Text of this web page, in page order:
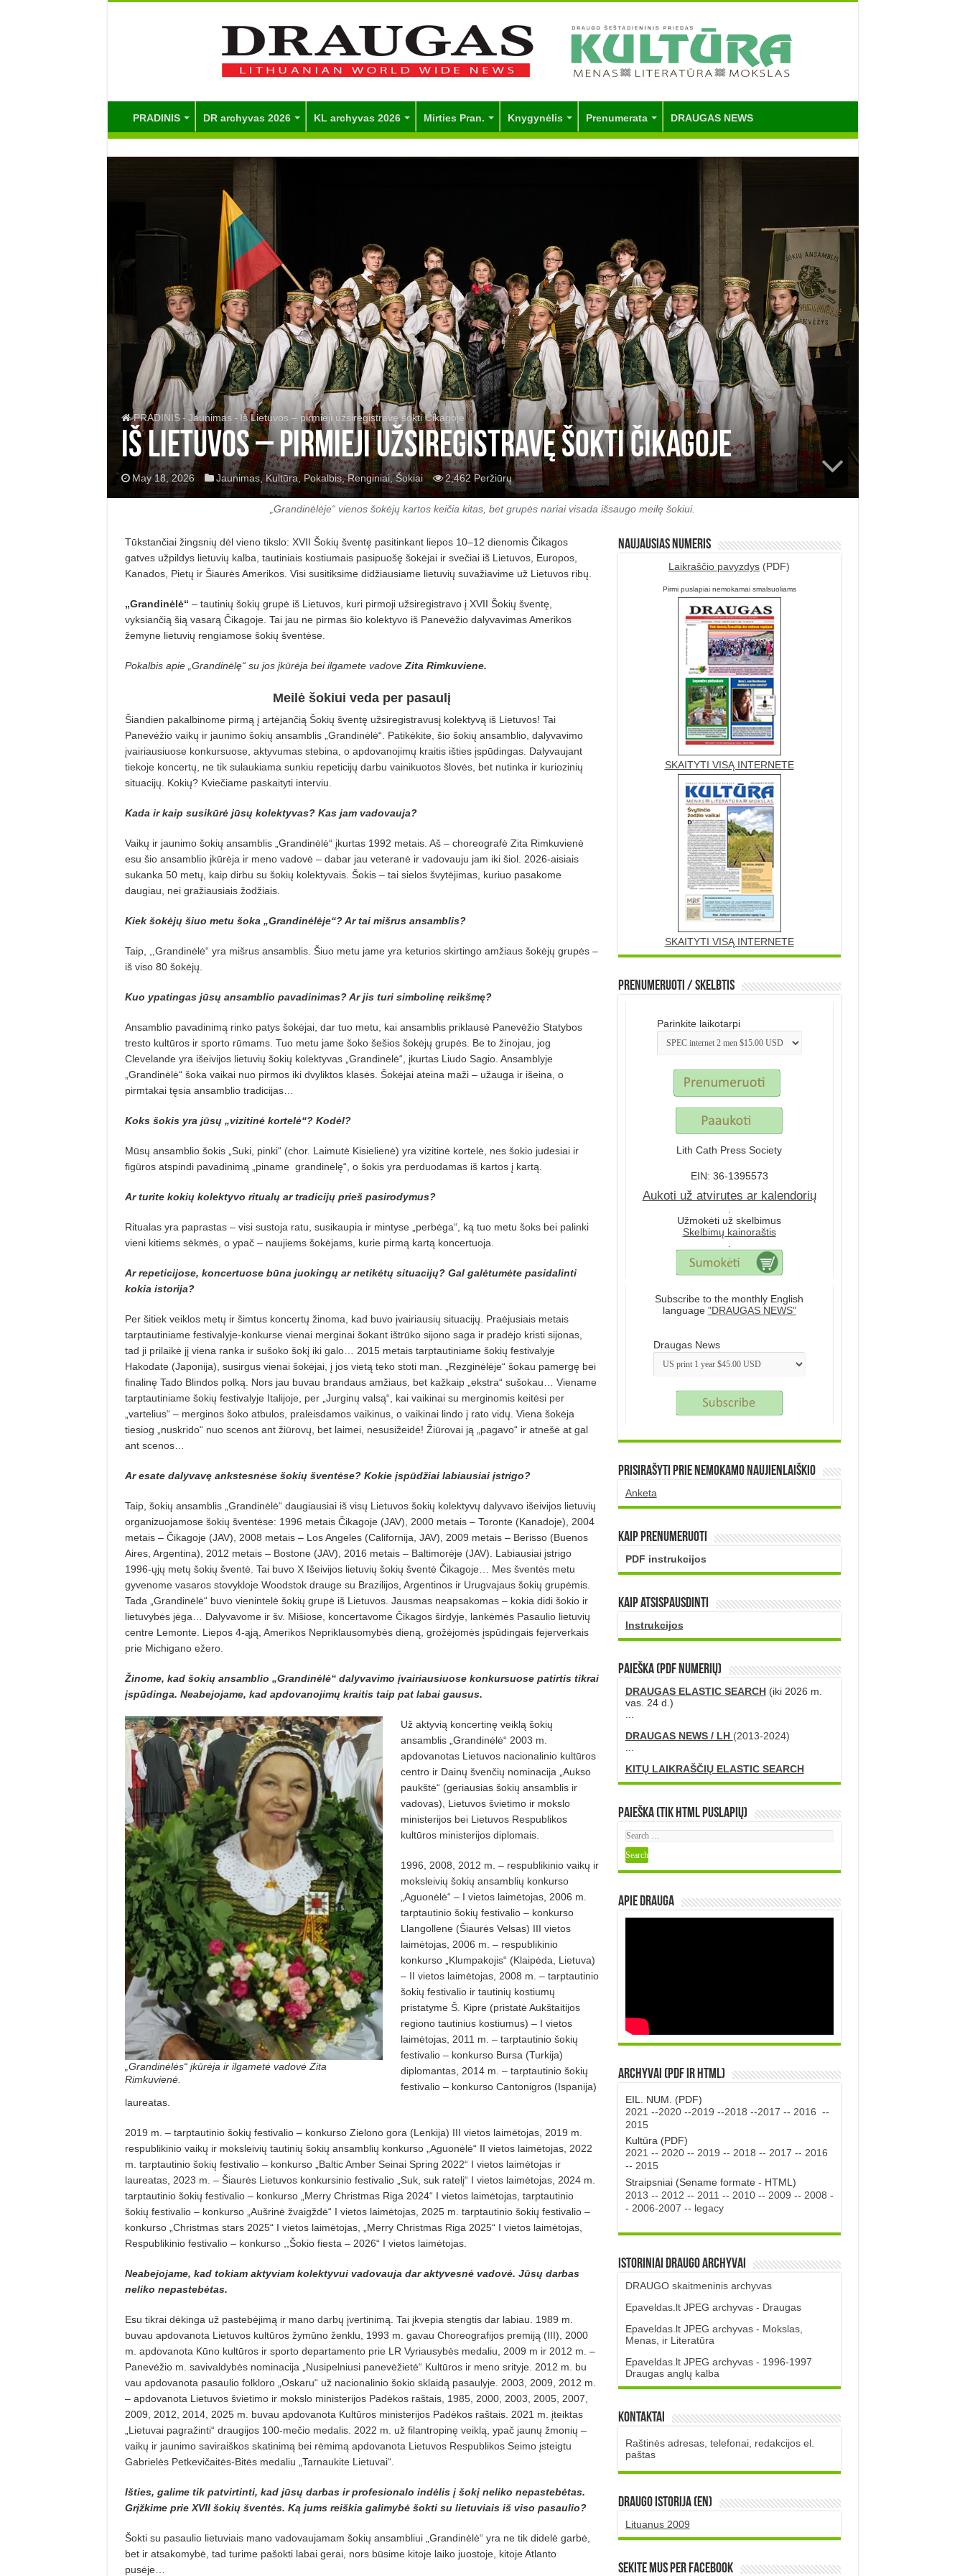
PRADINIS DR archyvas 2026 KL archyvas 2026 Mirties Pran. Knygynėlis Prenumerata DRAUGAS NEWS
PRADINIS - Jaunimas - Iš Lietuvos – pirmieji užsiregistravę šokti Čikagoje
Iš Lietuvos – pirmieji užsiregistravę šokti Čikagoje
May 18, 2026 Jaunimas,Kultūra, Pokalbis,Renginiai,Šokiai 2,462 Peržiūrų
„Grandinėlėje“ vienos šokėjų kartos keičia kitas, bet grupės nariai visada išsaugo meilę šokiui.
Tūkstančiai žingsnių dėl vieno tikslo: XVII Šokių šventę pasitinkant liepos 10–12 dienomis Čikagos
gatves užpildys lietuvių kalba, tautiniais kostiumais pasipuošę šokėjai ir svečiai iš Lietuvos, Europos,
Kanados, Pietų ir Šiaurės Amerikos. Visi susitiksime didžiausiame lietuvių suvažiavime už Lietuvos ribų.
„Grandinėlė“ – tautinių šokių grupė iš Lietuvos, kuri pirmoji užsiregistravo į XVII Šokių šventę,
vyksiančią šią vasarą Čikagoje. Tai jau ne pirmas šio kolektyvo iš Panevėžio dalyvavimas Amerikos
žemyne lietuvių rengiamose šokių šventėse.
Pokalbis apie „Grandinėlę“ su jos įkūrėja bei ilgamete vadove Zita Rimkuviene.
Meilė šokiui veda per pasaulį
Šiandien pakalbinome pirmą į artėjančią Šokių šventę užsiregistravusį kolektyvą iš Lietuvos! Tai
Panevėžio vaikų ir jaunimo šokių ansamblis „Grandinėlė“. Patikėkite, šio šokių ansamblio, dalyvavimo
įvairiausiuose konkursuose, aktyvumas stebina, o apdovanojimų kraitis išties įspūdingas. Dalyvaujant
tiekoje koncertų, ne tik sulaukiama sunkiu repeticijų darbu vainikuotos šlovės, bet nutinka ir kuriozinių
situacijų. Kokių? Kviečiame paskaityti interviu.
Kada ir kaip susikūrė jūsų kolektyvas? Kas jam vadovauja?
Vaikų ir jaunimo šokių ansamblis „Grandinėlė“ įkurtas 1992 metais. Aš – choreografė Zita Rimkuvienė
esu šio ansamblio įkūrėja ir meno vadovė – dabar jau veteranė ir vadovauju jam iki šiol. 2026-aisiais
sukanka 50 metų, kaip dirbu su šokių kolektyvais. Šokis – tai sielos švytėjimas, kuriuo pasakome
daugiau, nei gražiausiais žodžiais.
Kiek šokėjų šiuo metu šoka „Grandinėlėje“? Ar tai mišrus ansamblis?
Taip, ,,Grandinėlė“ yra mišrus ansamblis. Šiuo metu jame yra keturios skirtingo amžiaus šokėjų grupės –
iš viso 80 šokėjų.
Kuo ypatingas jūsų ansamblio pavadinimas? Ar jis turi simbolinę reikšmę?
Ansamblio pavadinimą rinko patys šokėjai, dar tuo metu, kai ansamblis priklausė Panevėžio Statybos
tresto kultūros ir sporto rūmams. Tuo metu jame šoko šešios šokėjų grupės. Be to žinojau, jog
Clevelande yra išeivijos lietuvių šokių kolektyvas „Grandinėlė“, įkurtas Liudo Sagio. Ansamblyje
„Grandinėlė“ šoka vaikai nuo pirmos iki dvyliktos klasės. Šokėjai ateina maži – užauga ir išeina, o
pirmtakai tęsia ansamblio tradicijas…
Koks šokis yra jūsų „vizitinė kortelė“? Kodėl?
Mūsų ansamblio šokis „Suki, pinki“ (chor. Laimutė Kisielienė) yra vizitinė kortelė, nes šokio judesiai ir
figūros atspindi pavadinimą „piname grandinėlę“, o šokis yra perduodamas iš kartos į kartą.
Ar turite kokių kolektyvo ritualų ar tradicijų prieš pasirodymus?
Ritualas yra paprastas – visi sustoja ratu, susikaupia ir mintyse „perbėga“, ką tuo metu šoks bei palinki
vieni kitiems sėkmės, o ypač – naujiems šokėjams, kurie pirmą kartą koncertuoja.
Ar repeticijose, koncertuose būna juokingų ar netikėtų situacijų? Gal galėtumėte pasidalinti
kokia istorija?
Per šitiek veiklos metų ir šimtus koncertų žinoma, kad buvo įvairiausių situacijų. Praėjusiais metais
tarptautiniame festivalyje-konkurse vienai merginai šokant ištrūko sijono saga ir pradėjo kristi sijonas,
tad ji prilaikė jį viena ranka ir sušoko šokį iki galo… 2015 metais tarptautiniame šokių festivalyje
Hakodate (Japonija), susirgus vienai šokėjai, į jos vietą teko stoti man. „Rezginėlėje“ šokau pamergę bei
finalinę Tado Blindos polką. Nors jau buvau brandaus amžiaus, bet kažkaip „ekstra“ sušokau… Viename
tarptautiniame šokių festivalyje Italijoje, per „Jurginų valsą“, kai vaikinai su merginomis keitėsi per
„vartelius“ – merginos šoko atbulos, praleisdamos vaikinus, o vaikinai lindo į rato vidų. Viena šokėja
tiesiog „nuskrido“ nuo scenos ant žiūrovų, bet laimei, nesusižeidė! Žiūrovai ją „pagavo“ ir atnešė at gal
ant scenos…
Ar esate dalyvavę ankstesnėse šokių šventėse? Kokie įspūdžiai labiausiai įstrigo?
Taip, šokių ansamblis „Grandinėlė“ daugiausiai iš visų Lietuvos šokių kolektyvų dalyvavo išeivijos lietuvių
organizuojamose šokių šventėse: 1996 metais Čikagoje (JAV), 2000 metais – Toronte (Kanadoje), 2004
metais – Čikagoje (JAV), 2008 metais – Los Angeles (Californija, JAV), 2009 metais – Berisso (Buenos
Aires, Argentina), 2012 metais – Bostone (JAV), 2016 metais – Baltimorėje (JAV). Labiausiai įstrigo
1996-ųjų metų šokių šventė. Tai buvo X Išeivijos lietuvių šokių šventė Čikagoje… Mes šventės metu
gyvenome vasaros stovykloje Woodstok drauge su Brazilijos, Argentinos ir Urugvajaus šokių grupėmis.
Tada „Grandinėlė“ buvo vienintelė šokių grupė iš Lietuvos. Jausmas neapsakomas – kokia didi šokio ir
lietuvybės jėga… Dalyvavome ir šv. Mišiose, koncertavome Čikagos širdyje, lankėmės Pasaulio lietuvių
centre Lemonte. Liepos 4-ąją, Amerikos Nepriklausomybės dieną, grožėjomės įspūdingais fejerverkais
prie Michigano ežero.
Žinome, kad šokių ansamblio „Grandinėlė“ dalyvavimo įvairiausiuose konkursuose patirtis tikrai
įspūdinga. Neabejojame, kad apdovanojimų kraitis taip pat labai gausus.
„Grandinėlės“ įkūrėja ir ilgametė vadovė Zita
Rimkuvienė.
Už aktyvią koncertinę veiklą šokių
ansamblis „Grandinėlė“ 2003 m.
apdovanotas Lietuvos nacionalinio kultūros
centro ir Dainų švenčių nominacija „Aukso
paukštė“ (geriausias šokių ansamblis ir
vadovas), Lietuvos švietimo ir mokslo
ministerijos bei Lietuvos Respublikos
kultūros ministerijos diplomais.
1996, 2008, 2012 m. – respublikinio vaikų ir
moksleivių šokių ansamblių konkurso
„Aguonėlė“ – I vietos laimėtojas, 2006 m.
tarptautinio šokių festivalio – konkurso
Llangollene (Šiaurės Velsas) III vietos
laimėtojas, 2006 m. – respublikinio
konkurso „Klumpakojis“ (Klaipėda, Lietuva)
– II vietos laimėtojas, 2008 m. – tarptautinio
šokių festivalio ir tautinių kostiumų
pristatyme Š. Kipre (pristatė Aukštaitijos
regiono tautinius kostiumus) – I vietos
laimėtojas, 2011 m. – tarptautinio šokių
festivalio – konkurso Bursa (Turkija)
diplomantas, 2014 m. – tarptautinio šokių
festivalio – konkurso Cantonigros (Ispanija)
laureatas.
2019 m. – tarptautinio šokių festivalio – konkurso Zielono gora (Lenkija) III vietos laimėtojas, 2019 m.
respublikinio vaikų ir moksleivių tautinių šokių ansamblių konkurso „Aguonėlė“ II vietos laimėtojas, 2022
m. tarptautinio šokių festivalio – konkurso „Baltic Amber Seinai Spring 2022“ I vietos laimėtojas ir
laureatas, 2023 m. – Šiaurės Lietuvos konkursinio festivalio „Suk, suk ratelį“ I vietos laimėtojas, 2024 m.
tarptautinio šokių festivalio – konkurso „Merry Christmas Riga 2024“ I vietos laimėtojas, tarptautinio
šokių festivalio – konkurso „Aušrinė žvaigždė“ I vietos laimėtojas, 2025 m. tarptautinio šokių festivalio –
konkurso „Christmas stars 2025“ I vietos laimėtojas, „Merry Christmas Riga 2025“ I vietos laimėtojas,
Respublikinio festivalio – konkurso ,,Šokio fiesta – 2026“ I vietos laimėtojas.
Neabejojame, kad tokiam aktyviam kolektyvui vadovauja dar aktyvesnė vadovė. Jūsų darbas
neliko nepastebėtas.
Esu tikrai dėkinga už pastebėjimą ir mano darbų įvertinimą. Tai įkvepia stengtis dar labiau. 1989 m.
buvau apdovanota Lietuvos kultūros žymūno ženklu, 1993 m. gavau Choreografijos premiją (III), 2000
m. apdovanota Kūno kultūros ir sporto departamento prie LR Vyriausybės medaliu, 2009 m ir 2012 m. –
Panevėžio m. savivaldybės nominacija „Nusipelniusi panevėžietė“ Kultūros ir meno srityje. 2012 m. bu
vau apdovanota pasaulio folkloro „Oskaru“ už nacionalinio šokio sklaidą pasaulyje. 2003, 2009, 2012 m.
– apdovanota Lietuvos švietimo ir mokslo ministerijos Padėkos raštais, 1985, 2000, 2003, 2005, 2007,
2009, 2012, 2014, 2025 m. buvau apdovanota Kultūros ministerijos Padėkos raštais. 2021 m. įteiktas
„Lietuvai pagražinti“ draugijos 100-mečio medalis. 2022 m. už filantropinę veiklą, ypač jaunų žmonių –
vaikų ir jaunimo saviraiškos skatinimą bei rėmimą apdovanota Lietuvos Respublikos Seimo įsteigtu
Gabrielės Petkevičaitės-Bitės medaliu „Tarnaukite Lietuvai“.
Išties, galime tik patvirtinti, kad jūsų darbas ir profesionalo indėlis į šokį neliko nepastebėtas.
Grįžkime prie XVII šokių šventės. Ką jums reiškia galimybė šokti su lietuviais iš viso pasaulio?
Šokti su pasaulio lietuviais mano vadovaujamam šokių ansambliui „Grandinėlė“ yra ne tik didelė garbė,
bet ir atsakomybė, tad turime pašokti labai gerai, nors būsime kitoje laiko juostoje, kitoje Atlanto
pusėje…
Naujausias numeris
Laikraščio pavyzdys (PDF)
Pirmi puslapiai nemokamai smalsuoliams
SKAITYTI VISĄ INTERNETE
SKAITYTI VISĄ INTERNETE
Prenumeruoti / Skelbtis
Parinkite laikotarpi
Lith Cath Press Society
EIN: 36-1395573
Aukoti už atvirutes ar kalendorių
.
Užmokėti už skelbimus
Skelbimų kainoraštis
.
Subscribe to the monthly English
language "DRAUGAS NEWS"
Draugas News
Prisirašyti prie nemokamo naujienlaiškio
Anketa
Kaip prenumeruoti
PDF instrukcijos
Kaip atsispausdinti
Instrukcijos
PAIEŠKA (PDF numerių)
DRAUGAS ELASTIC SEARCH(iki 2026 m.
vas. 24 d.)
...
DRAUGAS NEWS / LH (2013-2024)
...
KITŲ LAIKRAŠČIŲ ELASTIC SEARCH
Paieška (tik HTML puslapių)
Apie DRAUGA
Archyvai (PDF ir HTML)
EIL. NUM. (PDF)
2021 --2020--2019 --2018 --2017 -- 2016 --
2015
Kultūra (PDF)
2021 -- 2020-- 2019 -- 2018 -- 2017 -- 2016
-- 2015
Straipsniai (Sename formate - HTML)
2013 -- 2012 -- 2011 -- 2010-- 2009 -- 2008 -
- 2006-2007 -- legacy
Istoriniai DRAUGO Archyvai
DRAUGO skaitmeninis archyvas
Epaveldas.lt JPEG archyvas - Draugas
Epaveldas.lt JPEG archyvas - Mokslas,
Menas, ir Literatūra
Epaveldas.lt JPEG archyvas - 1996-1997
Draugas anglų kalba
Kontaktai
Raštinės adresas, telefonai, redakcijos el.
paštas
DRAUGO istorija (EN)
Lituanus 2009
Sekite mus per Facebook